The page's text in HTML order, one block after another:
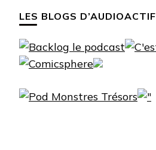
LES BLOGS D’AUDIOACTIF